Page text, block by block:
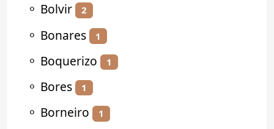
⚬ Bolvir 2
⚬ Bonares 1
⚬ Boquerizo 1
⚬ Bores 1
⚬ Borneiro 1